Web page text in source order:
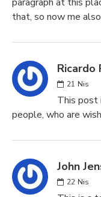
that, so now me
Ricardo
21 Nis
This post
people, who are
John
22 Nis